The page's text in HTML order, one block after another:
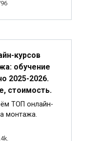
курсов
обучение
2025-2026.
стоимость.
ТОП онлайн-
монтажа.